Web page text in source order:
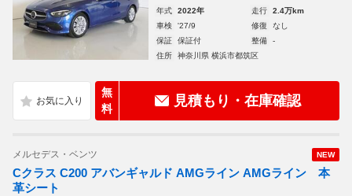
年式 2022年 走行
2.4万km
車検
'27/9 修復
なし
保証
保証付 整備
-
住所
神奈川県 横浜市都筑区
無
料
見積もり・在庫確認
NEW
メルセデス・ベンツ
Cクラス C200 アバンギャルド AMGライン AMGライン 本
革シート